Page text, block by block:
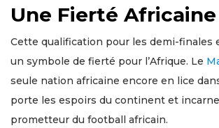
Une Fierté Africaine
Cette qualification pour les demi-finales
un symbole de fierté pour l’Afrique. Le
seule nation africaine encore en lice
porte les espoirs du continent et incarne
prometteur du football africain.